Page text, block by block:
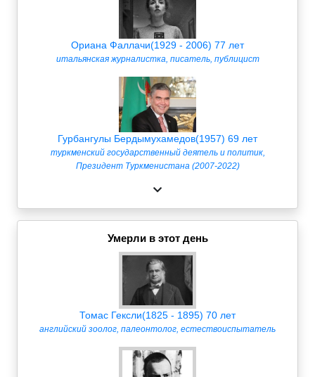
Ориана Фаллачи(1929 - 2006) 77 лет
итальянская журналистка, писатель, публицист
Гурбангулы Бердымухамедов(1957) 69 лет
туркменский государственный деятель и политик,
Президент Туркменистана (2007-2022)
Умерли в этот день
Томас Гексли(1825 - 1895) 70 лет
английский зоолог, палеонтолог, естествоиспытатель